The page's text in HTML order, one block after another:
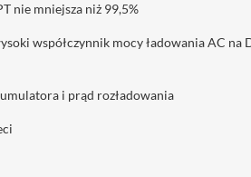
nie mniejsza niż 99,5%
współczynnik mocy ładowania AC
i prąd rozładowania